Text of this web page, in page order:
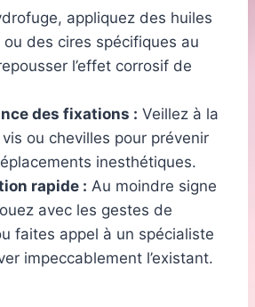
appliquez des huiles
des cires spécifiques au
l’effet corrosif de
des fixations : Veillez à la
ou chevilles pour prévenir
inesthétiques.
rapide : Au moindre signe
avec les gestes de
faites appel à un spécialiste
impeccablement l’existant.